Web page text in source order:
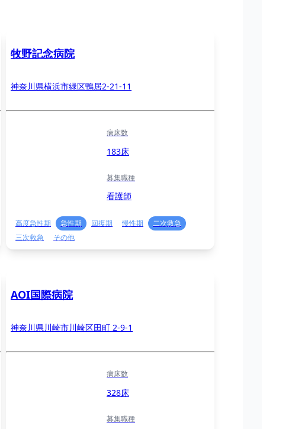
牧野記念病院
神奈川県横浜市緑区鴨居2-21-11
病床数
183床
募集職種
看護師
高度急性期 急性期 回復期 慢性期
二次救急
三次救急
その他
AOI国際病院
神奈川県川崎市川崎区田町 2-9-1
病床数
328床
募集職種